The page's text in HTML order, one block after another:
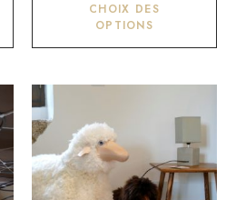
CHOIX DES
OPTIONS